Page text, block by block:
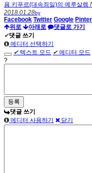
욤 키푸르(대속죄일)의 예루살렘
2018.01.28by
Facebook Twitter Google
위로
아래로
댓글로 가기
✔댓글 쓰기
에디터 선택하기
✔ 텍스트 모드 ✔에디터 모드
?
댓글 쓰기
에디터 사용하기
닫기